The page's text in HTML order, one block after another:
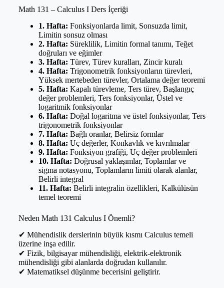
Math 131 – Calculus I Ders İçeriği
1. Hafta: Fonksiyonlarda limit, Sonsuzda limit,
Limitin sonsuz olması
2. Hafta: Süreklilik, Limitin formal tanımı, Teğet
doğruları ve eğimler
3. Hafta: Türev, Türev kuralları, Zincir kuralı
4. Hafta: Trigonometrik fonksiyonların türevleri,
Yüksek mertebeden türevler, Ortalama değer teoremi
5. Hafta: Kapalı türevleme, Ters türev, Başlangıç
değer problemleri, Ters fonksiyonlar, Üstel ve
logaritmik fonksiyonlar
6. Hafta: Doğal logaritma ve üstel fonksiyonlar, Ters
trigonometrik fonksiyonlar
7. Hafta: Bağlı oranlar, Belirsiz formlar
8. Hafta: Uç değerler, Konkavlık ve kıvrılmalar
9. Hafta: Fonksiyon grafiği, Uç değer problemleri
10. Hafta: Doğrusal yaklaşımlar, Toplamlar ve
sigma notasyonu, Toplamların limiti olarak alanlar,
Belirli integral
11. Hafta: Belirli integralin özellikleri, Kalkülüsün
temel teoremi
Neden Math 131 Calculus I Önemli?
✔ Mühendislik derslerinin büyük kısmı Calculus temeli
üzerine inşa edilir.
✔ Fizik, bilgisayar mühendisliği, elektrik-elektronik
mühendisliği gibi alanlarda doğrudan kullanılır.
✔ Matematiksel düşünme becerisini geliştirir.